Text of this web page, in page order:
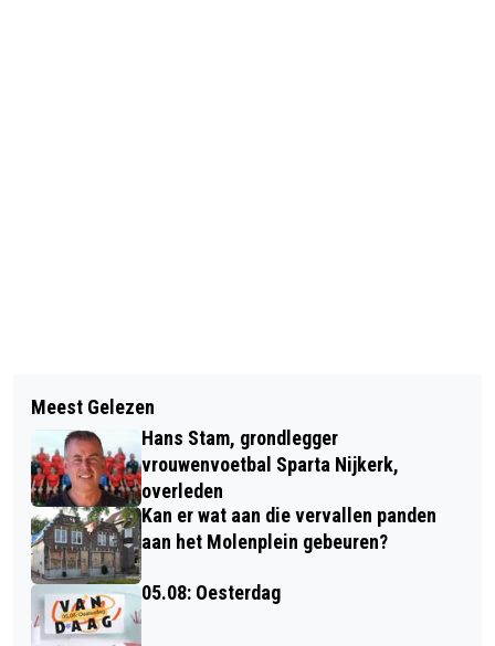
EERSTE WIELERCAFÉ OVER
WIELRENNEN EN DE WIELERRONDE
VAN HOEVELAKEN (VIDEO)
KUNSTMINNENDE WETHOUDER
BROEKMAN KRIJGT ALS EERSTE HET
BOEKJE VAN DE ATELIERROUTE
Meest Gelezen
Hans Stam, grondlegger
vrouwenvoetbal Sparta Nijkerk,
overleden
Kan er wat aan die vervallen panden
aan het Molenplein gebeuren?
05.08: Oesterdag